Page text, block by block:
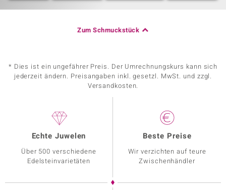
Zum Schmuckstück
* Dies ist ein ungefährer Preis. Der Umrechnungskurs kann sich
jederzeit ändern. Preisangaben inkl. gesetzl. MwSt. und zzgl.
Versandkosten.
Echte Juwelen
Über 500 verschiedene
Edelsteinvarietäten
Beste Preise
Wir verzichten auf teure
Zwischenhändler